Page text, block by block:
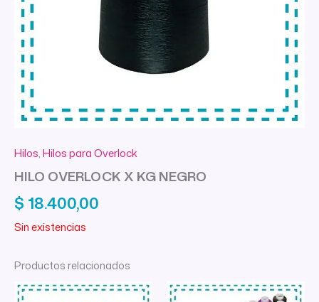
Hilos,Hilos para Overlock
HILO OVERLOCK X KG NEGRO
$ 18.400,00
Sin existencias
Productos relacionados